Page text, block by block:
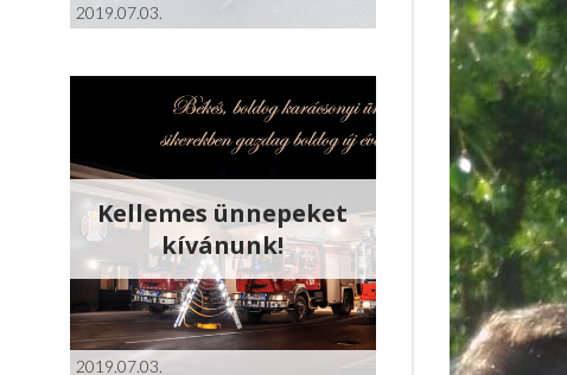
2019.07.03.
Kellemes ünnepeket
kívánunk!
2019.07.03.